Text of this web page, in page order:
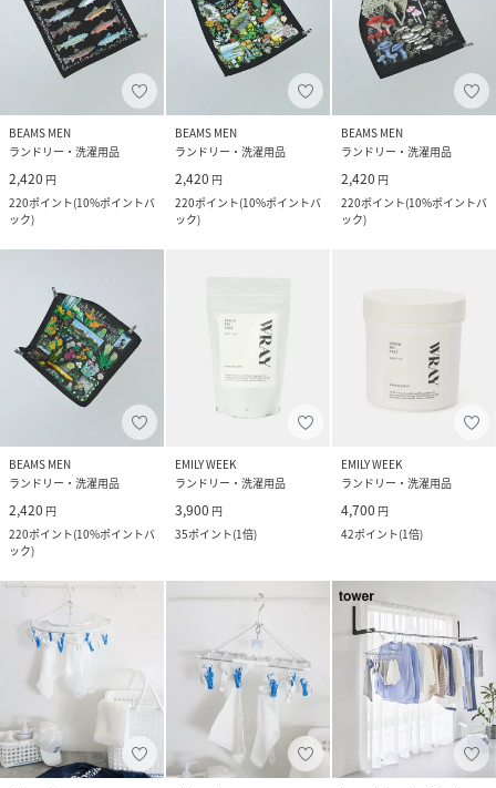
BEAMS MEN
ランドリー・洗濯用品
2,420 円
220ポイント(10%ポイントバ
ック)
BEAMS MEN
ランドリー・洗濯用品
2,420 円
220ポイント(10%ポイントバ
ック)
BEAMS MEN
ランドリー・洗濯用品
2,420 円
220ポイント(10%ポイントバ
ック)
BEAMS MEN
ランドリー・洗濯用品
2,420 円
220ポイント(10%ポイントバ
ック)
EMILY WEEK
ランドリー・洗濯用品
3,900 円
35ポイント(1倍)
EMILY WEEK
ランドリー・洗濯用品
4,700 円
42ポイント(1倍)